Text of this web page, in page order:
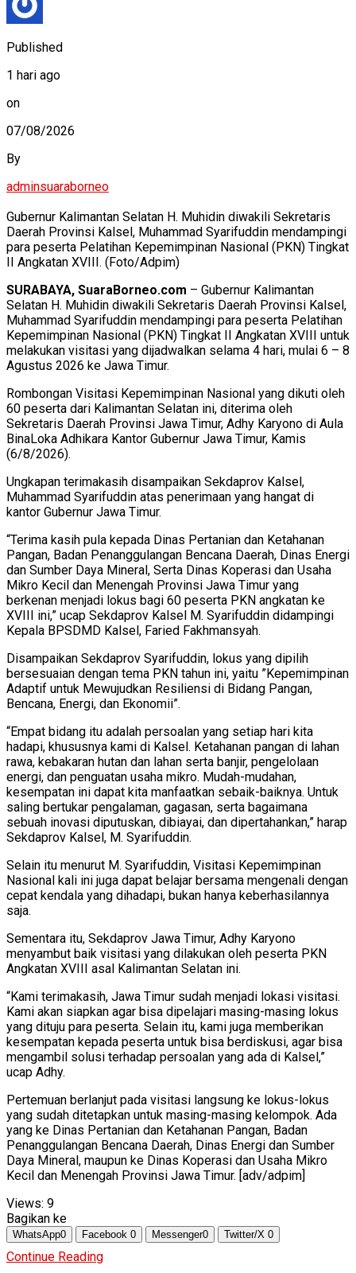
Published
1 hari ago
on
07/08/2026
By
adminsuaraborneo
Gubernur Kalimantan Selatan H. Muhidin diwakili Sekretaris
Daerah Provinsi Kalsel, Muhammad Syarifuddin mendampingi
para peserta Pelatihan Kepemimpinan Nasional (PKN) Tingkat
II Angkatan XVIII. (Foto/Adpim)
SURABAYA, SuaraBorneo.com – Gubernur Kalimantan
Selatan H. Muhidin diwakili Sekretaris Daerah Provinsi Kalsel,
Muhammad Syarifuddin mendampingi para peserta Pelatihan
Kepemimpinan Nasional (PKN) Tingkat II Angkatan XVIII untuk
melakukan visitasi yang dijadwalkan selama 4 hari, mulai 6 – 8
Agustus 2026 ke Jawa Timur.
Rombongan Visitasi Kepemimpinan Nasional yang dikuti oleh
60 peserta dari Kalimantan Selatan ini, diterima oleh
Sekretaris Daerah Provinsi Jawa Timur, Adhy Karyono di Aula
BinaLoka Adhikara Kantor Gubernur Jawa Timur, Kamis
(6/8/2026).
Ungkapan terimakasih disampaikan Sekdaprov Kalsel,
Muhammad Syarifuddin atas penerimaan yang hangat di
kantor Gubernur Jawa Timur.
“Terima kasih pula kepada Dinas Pertanian dan Ketahanan
Pangan, Badan Penanggulangan Bencana Daerah, Dinas Energi
dan Sumber Daya Mineral, Serta Dinas Koperasi dan Usaha
Mikro Kecil dan Menengah Provinsi Jawa Timur yang
berkenan menjadi lokus bagi 60 peserta PKN angkatan ke
XVIII ini,” ucap Sekdaprov Kalsel M. Syarifuddin didampingi
Kepala BPSDMD Kalsel, Faried Fakhmansyah.
Disampaikan Sekdaprov Syarifuddin, lokus yang dipilih
bersesuaian dengan tema PKN tahun ini, yaitu ”Kepemimpinan
Adaptif untuk Mewujudkan Resiliensi di Bidang Pangan,
Bencana, Energi, dan Ekonomii”.
“Empat bidang itu adalah persoalan yang setiap hari kita
hadapi, khususnya kami di Kalsel. Ketahanan pangan di lahan
rawa, kebakaran hutan dan lahan serta banjir, pengelolaan
energi, dan penguatan usaha mikro. Mudah-mudahan,
kesempatan ini dapat kita manfaatkan sebaik-baiknya. Untuk
saling bertukar pengalaman, gagasan, serta bagaimana
sebuah inovasi diputuskan, dibiayai, dan dipertahankan,” harap
Sekdaprov Kalsel, M. Syarifuddin.
Selain itu menurut M. Syarifuddin, Visitasi Kepemimpinan
Nasional kali ini juga dapat belajar bersama mengenali dengan
cepat kendala yang dihadapi, bukan hanya keberhasilannya
saja.
Sementara itu, Sekdaprov Jawa Timur, Adhy Karyono
menyambut baik visitasi yang dilakukan oleh peserta PKN
Angkatan XVIII asal Kalimantan Selatan ini.
“Kami terimakasih, Jawa Timur sudah menjadi lokasi visitasi.
Kami akan siapkan agar bisa dipelajari masing-masing lokus
yang dituju para peserta. Selain itu, kami juga memberikan
kesempatan kepada peserta untuk bisa berdiskusi, agar bisa
mengambil solusi terhadap persoalan yang ada di Kalsel,”
ucap Adhy.
Pertemuan berlanjut pada visitasi langsung ke lokus-lokus
yang sudah ditetapkan untuk masing-masing kelompok. Ada
yang ke Dinas Pertanian dan Ketahanan Pangan, Badan
Penanggulangan Bencana Daerah, Dinas Energi dan Sumber
Daya Mineral, maupun ke Dinas Koperasi dan Usaha Mikro
Kecil dan Menengah Provinsi Jawa Timur. [adv/adpim]
Views: 9
Bagikan ke
WhatsApp0 Facebook 0 Messenger0 Twitter/X 0
Continue Reading